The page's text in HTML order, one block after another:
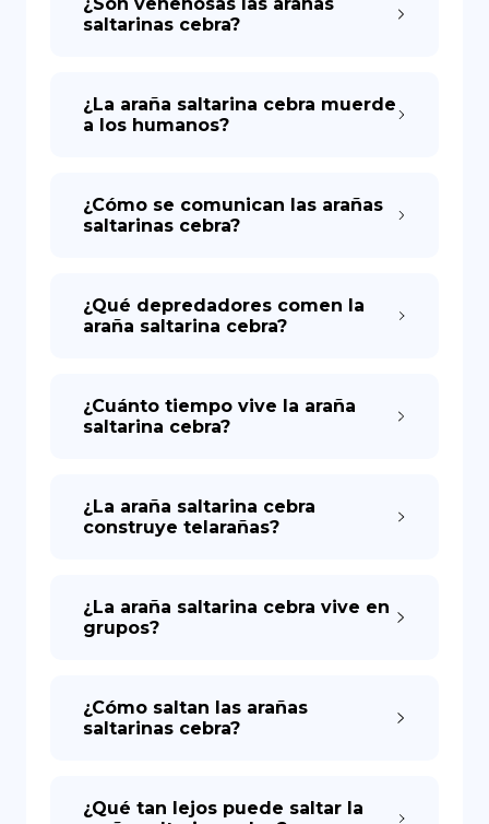
saltarinas cebra?
¿La araña saltarina cebra muerde
a los humanos?
¿Cómo se comunican las arañas
saltarinas cebra?
¿Qué depredadores comen la
araña saltarina cebra?
¿Cuánto tiempo vive la araña
saltarina cebra?
¿La araña saltarina cebra
construye telarañas?
¿La araña saltarina cebra vive en
grupos?
¿Cómo saltan las arañas
saltarinas cebra?
¿Qué tan lejos puede saltar la